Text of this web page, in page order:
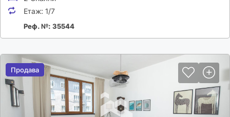
Етаж: 1/7
Реф. №: 35544
Продава
Продава